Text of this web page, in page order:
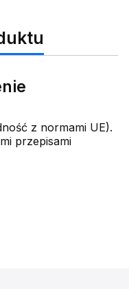
z normami UE).
przepisami